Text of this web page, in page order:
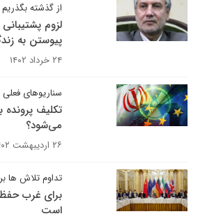
از گذشته
لزوم
پیوستن به
۲۴ خرداد ۱۴۰۲
سناریوهای
می‌شود؟
۲۶ اردیبهشت ۱۴۰۲
تداوم تلاش ها
برای غرب حفظ
است